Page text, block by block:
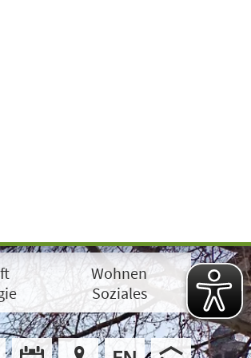
Wohnen
Soziales